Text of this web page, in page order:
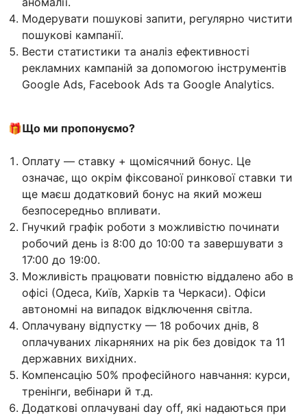
Модерувати пошукові запити, регулярно чистити
пошукові кампанії.
Вести статистики та аналіз ефективності
рекламних кампаній за допомогою інструментів
Google Ads, Facebook Ads та Google Analytics.
🎁Що ми пропонуємо?
Оплату — ставку + щомісячний бонус. Це
означає, що окрім фіксованої ринкової ставки ти
ще маєш додатковий бонус на який можеш
безпосередньо впливати.
Гнучкий графік роботи з можливістю починати
робочий день із 8:00 до 10:00 та завершувати з
17:00 до 19:00.
Можливість працювати повністю віддалено або в
офісі (Одеса, Київ, Харків та Черкаси). Офіси
автономні на випадок відключення світла.
Оплачувану відпустку — 18 робочих днів, 8
оплачуваних лікарняних на рік без довідок та 11
державних вихідних.
Компенсацію 50% професійного навчання: курси,
тренінги, вебінари й т.д.
Додаткові оплачувані day off, які надаються при